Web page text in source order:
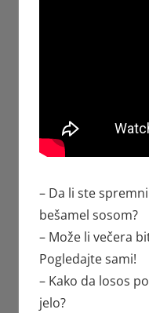
– Da li ste
bešamel sosom?
– Može li večera
Pogledajte sami!
– Kako da losos
jelo?